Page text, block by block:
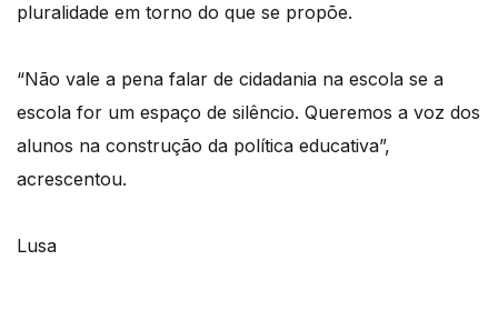
pluralidade em torno do que se propõe.
“Não vale a pena falar de cidadania na escola se a
escola for um espaço de silêncio. Queremos a voz dos
alunos na construção da política educativa”,
acrescentou.
Lusa